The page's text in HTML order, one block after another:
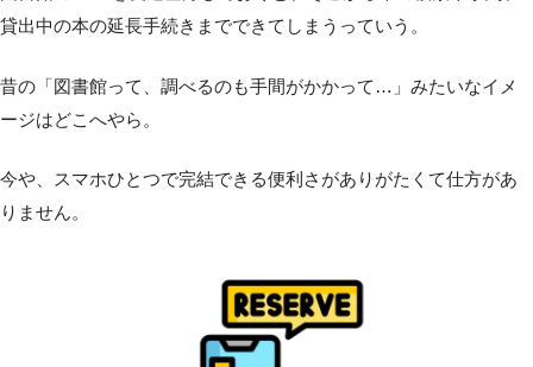
貸出中の本の延長手続きまでできてしまうっていう。
昔の「図書館って、調べるのも手間がかかって…」みたいなイメ
ージはどこへやら。
今や、スマホひとつで完結できる便利さがありがたくて仕方があ
りません。